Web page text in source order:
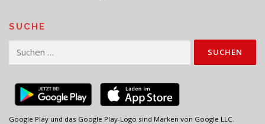
SUCHE
Suchen
Google Play und das Google Play-Logo sind Marken von Google LLC.